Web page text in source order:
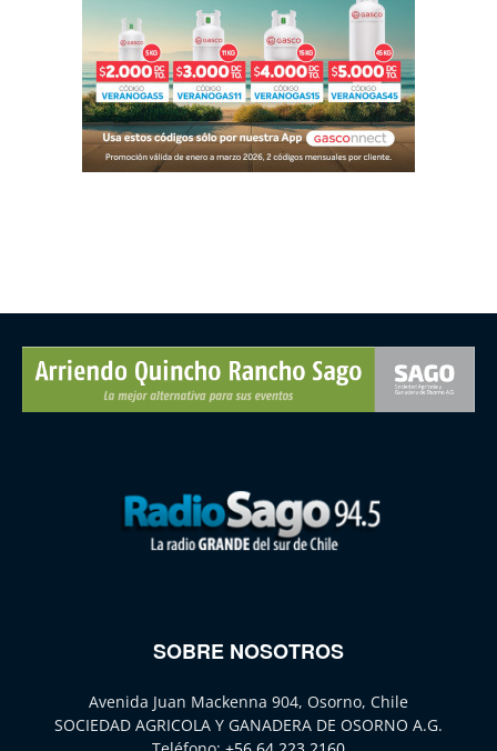
SOBRE NOSOTROS
Avenida Juan Mackenna 904, Osorno, Chile
SOCIEDAD AGRICOLA Y GANADERA DE OSORNO A.G.